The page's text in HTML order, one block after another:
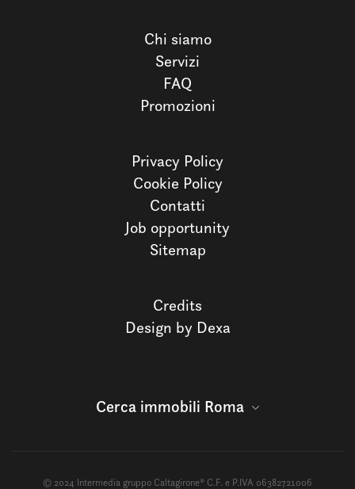
Chi siamo
Servizi
FAQ
Promozioni
Privacy Policy
Cookie Policy
Contatti
Job opportunity
Sitemap
Credits
Design by Dexa
Cerca immobili Roma
© 2024 Intermedia gruppo Caltagirone® C.F. e P.IVA 06382721006